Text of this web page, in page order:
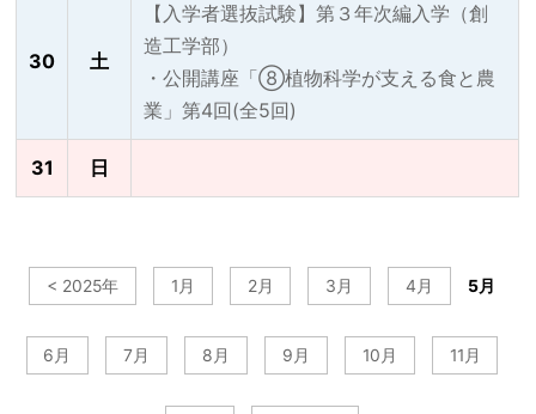
30 土
【入学者選抜試験】第３年次編入学（創
造工学部）
・公開講座「⑧植物科学が支える食と農
業」第4回(全5回)
31 日
< 2025年 1月 2月 3月 4月 5月
6月 7月 8月 9月 10月 11月